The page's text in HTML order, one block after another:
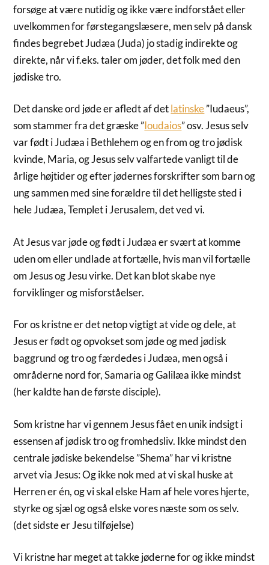
forsøge at være nutidig og ikke være indforstået eller
uvelkommen for førstegangslæsere, men selv på dansk
findes begrebet Judæa (Juda) jo stadig indirekte og
direkte, når vi f.eks. taler om jøder, det folk med den
jødiske tro.
Det danske ord jøde er afledt af detlatinske”Iudaeus”,
som stammer fra det græske ”Ioudaios” osv. Jesus selv
var født i Judæa i Bethlehem og en from og tro jødisk
kvinde, Maria, og Jesus selv valfartede vanligt til de
årlige højtider og efter jødernes forskrifter som barn og
ung sammen med sine forældre til det helligste sted i
hele Judæa, Templet i Jerusalem, det ved vi.
At Jesus var jøde og født i Judæa er svært at komme
uden om eller undlade at fortælle, hvis man vil fortælle
om Jesus og Jesu virke. Det kan blot skabe nye
forviklinger og misforståelser.
For os kristne er det netop vigtigt at vide og dele, at
Jesus er født og opvokset som jøde og med jødisk
baggrund og tro og færdedes i Judæa, men også i
områderne nord for, Samaria og Galilæa ikke mindst
(her kaldte han de første disciple).
Som kristne har vi gennem Jesus fået en unik indsigt i
essensen af jødisk tro og fromhedsliv. Ikke mindst den
centrale jødiske bekendelse ”Shema” har vi kristne
arvet via Jesus: Og ikke nok med at vi skal huske at
Herren er én, og vi skal elske Ham af hele vores hjerte,
styrke og sjæl og også elske vores næste som os selv.
(det sidste er Jesu tilføjelse)
Vi kristne har meget at takke jøderne for og ikke mindst